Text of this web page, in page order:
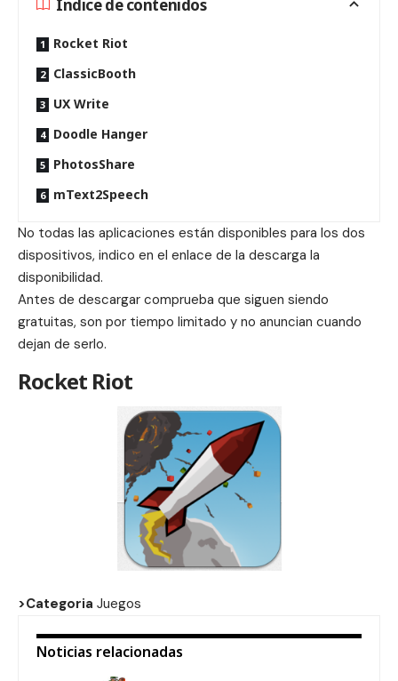
Índice de contenidos
Rocket Riot
ClassicBooth
UX Write
Doodle Hanger
PhotosShare
mText2Speech
No todas las aplicaciones están disponibles para los dos
dispositivos, indico en el enlace de la descarga la
disponibilidad.
Antes de descargar comprueba que siguen siendo
gratuitas, son por tiempo limitado y no anuncian cuando
dejan de serlo.
Rocket Riot
>Categoria Juegos
Noticias relacionadas